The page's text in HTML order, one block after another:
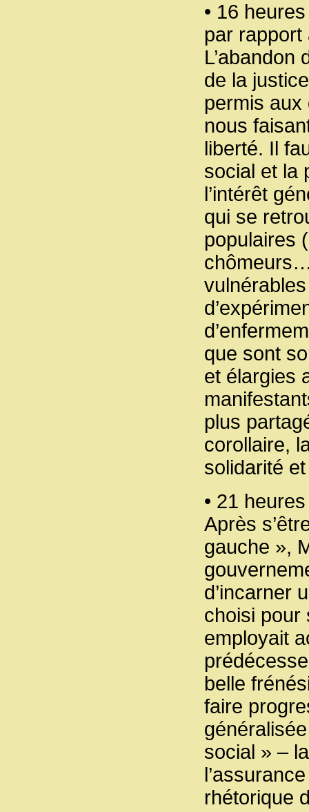
• 16
par rapport
L’abandon
de la
permis aux
nous
liberté. Il
social et la
l’intérêt
qui se
populaires
que sont
et élargies
plus
corollaire,
solidarité
• 21
Après
gauche »,
d’incarner
choisi pour
employait
belle
faire
social » –
rhétorique